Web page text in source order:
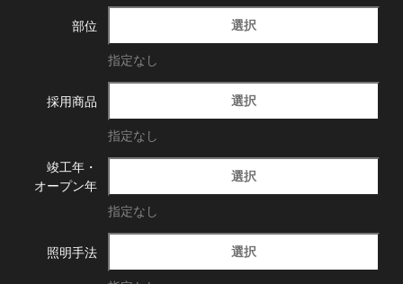
部位 選択
指定なし
採用商品 選択
指定なし
竣工年・
オープン年
選択
指定なし
照明手法 選択